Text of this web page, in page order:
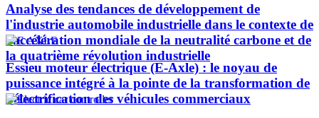
Analyse des tendances de développement de
l'industrie automobile industrielle dans le contexte de
l'accélération mondiale de la neutralité carbone et de
la quatrième révolution industrielle
Essieu moteur électrique (E-Axle) : le noyau de
puissance intégré à la pointe de la transformation de
l’électrification des véhicules commerciaux